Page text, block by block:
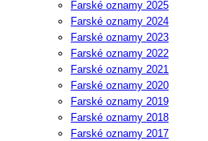
Farské oznamy 2025
Farské oznamy 2024
Farské oznamy 2023
Farské oznamy 2022
Farské oznamy 2021
Farské oznamy 2020
Farské oznamy 2019
Farské oznamy 2018
Farské oznamy 2017